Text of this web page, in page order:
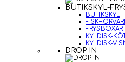
BUTIKSKYL-
BUTIKSKYL
FRYSBOXAR
KYLDISK-
KYLDISK-
DROP IN